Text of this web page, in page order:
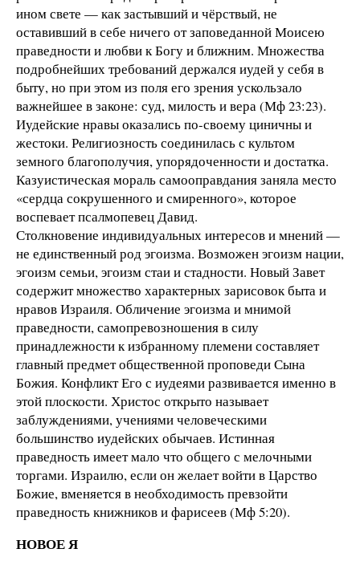
ином свете — как застывший и чёрствый, не
оставивший в себе ничего от заповеданной Моисею
праведности и любви к Богу и ближним. Множества
подробнейших требований держался иудей у себя в
быту, но при этом из поля его зрения ускользало
важнейшее в законе: суд, милость и вера (Мф 23:23).
Иудейские нравы оказались по-своему циничны и
жестоки. Религиозность соединилась с культом
земного благополучия, упорядоченности и достатка.
Казуистическая мораль самооправдания заняла место
«сердца сокрушенного и смиренного», которое
воспевает псалмопевец Давид.
Столкновение индивидуальных интересов и мнений —
не единственный род эгоизма. Возможен эгоизм нации,
эгоизм семьи, эгоизм стаи и стадности. Новый Завет
содержит множество характерных зарисовок быта и
нравов Израиля. Обличение эгоизма и мнимой
праведности, самопревозношения в силу
принадлежности к избранному племени составляет
главный предмет общественной проповеди Сына
Божия. Конфликт Его с иудеями развивается именно в
этой плоскости. Христос открыто называет
заблуждениями, учениями человеческими
большинство иудейских обычаев. Истинная
праведность имеет мало что общего с мелочными
торгами. Израилю, если он желает войти в Царство
Божие, вменяется в необходимость превзойти
праведность книжников и фарисеев (Мф 5:20).
НОВОЕ Я